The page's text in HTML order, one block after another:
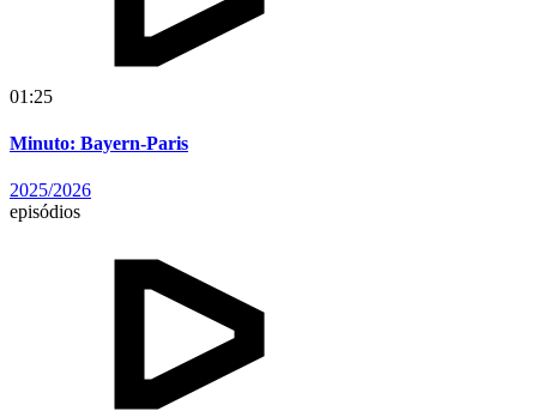
01:25
Minuto: Bayern-Paris
2025/2026
episódios